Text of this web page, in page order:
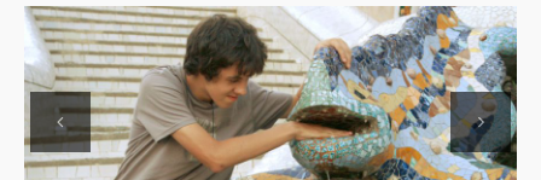
Previous Next